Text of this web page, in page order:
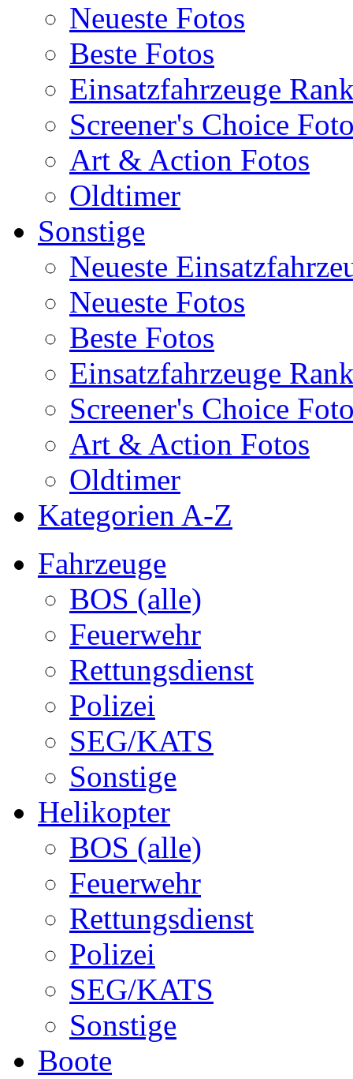
Neueste Fotos
Beste Fotos
Einsatzfahrzeuge
Screener's Choice
Art & Action Fotos
Oldtimer
Sonstige
Neueste
Neueste Fotos
Beste Fotos
Einsatzfahrzeuge
Screener's Choice
Art & Action Fotos
Oldtimer
Kategorien A-Z
Fahrzeuge
BOS (alle)
Feuerwehr
Rettungsdienst
Polizei
SEG/KATS
Sonstige
Helikopter
BOS (alle)
Feuerwehr
Rettungsdienst
Polizei
SEG/KATS
Sonstige
Boote